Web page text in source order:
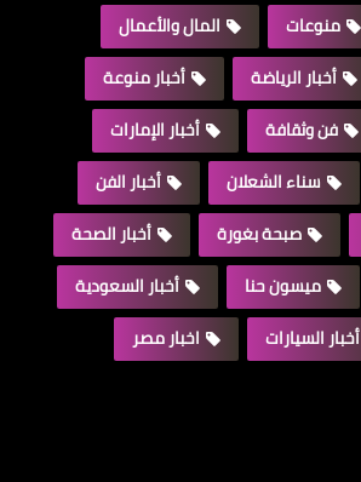
منوعات
المال والأعمال
أخبار الرياضة
أخبار منوعة
فن وثقافة
أخبار الإمارات
سناء الشعلان
أخبار الفن
صبحة بغورة
أخبار الصحة
ميسون حنا
أخبار السعودية
أخبار السيارات
اخبار مصر